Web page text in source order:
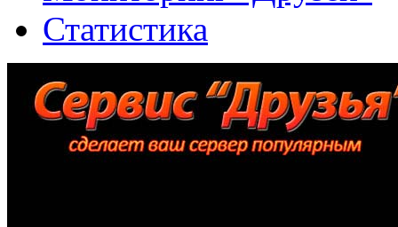
Статистика